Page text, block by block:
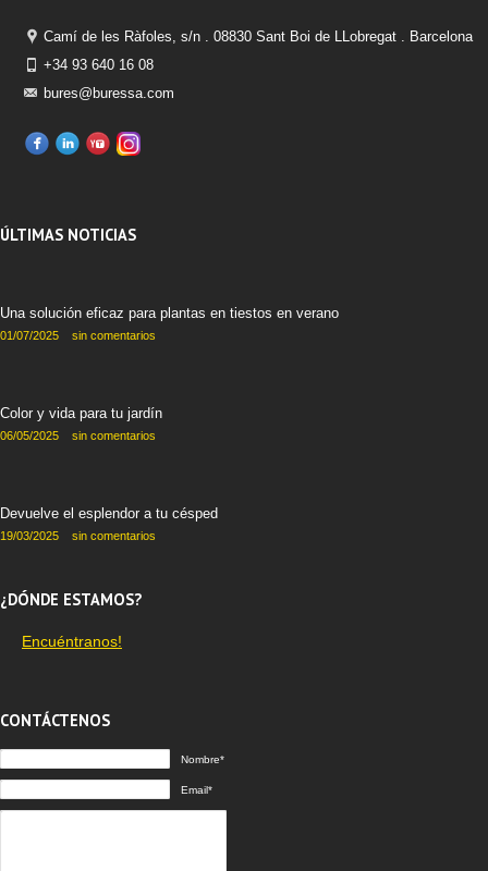
Camí de les Ràfoles, s/n . 08830 Sant Boi de LLobregat . Barcelona
+34 93 640 16 08
bures@buressa.com
ÚLTIMAS NOTICIAS
Una solución eficaz para plantas en tiestos en verano
01/07/2025 sin comentarios
Color y vida para tu jardín
06/05/2025 sin comentarios
Devuelve el esplendor a tu césped
19/03/2025 sin comentarios
¿DÓNDE ESTAMOS?
Encuéntranos!
CONTÁCTENOS
Nombre*
Email*